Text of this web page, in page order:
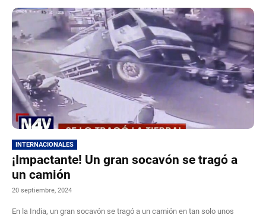
INTERNACIONALES
¡Impactante! Un gran socavón se tragó a
un camión
20 septiembre, 2024
En la India, un gran socavón se tragó a un camión en tan solo unos